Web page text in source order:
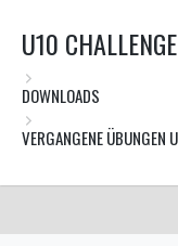
U10 CHALLENGE
DOWNLOADS
VERGANGENE ÜBUNGEN